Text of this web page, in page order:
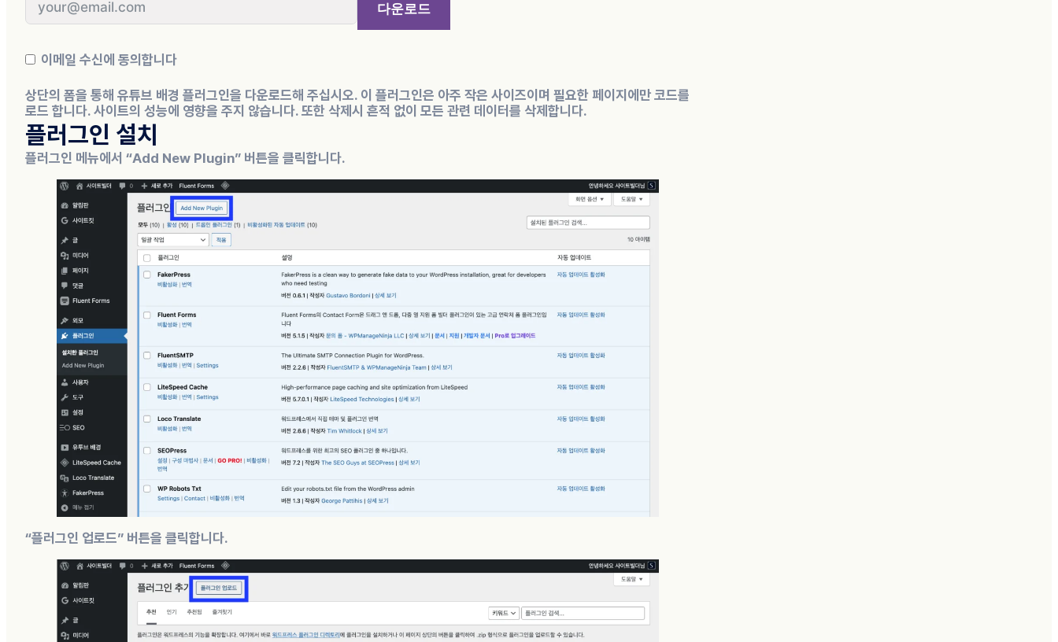
다운로드
이메일 수신에 동의합니다
상단의 폼을 통해 유튜브 배경 플러그인을 다운로드해 주십시오. 이 플러그인은 아주 작은 사이즈이며 필요한 페이지에만 코드를
로드 합니다. 사이트의 성능에 영향을 주지 않습니다. 또한 삭제시 흔적 없이 모든 관련 데이터를 삭제합니다.
플러그인 설치
플러그인 메뉴에서 “Add New Plugin” 버튼을 클릭합니다.
“플러그인 업로드” 버튼을 클릭합니다.